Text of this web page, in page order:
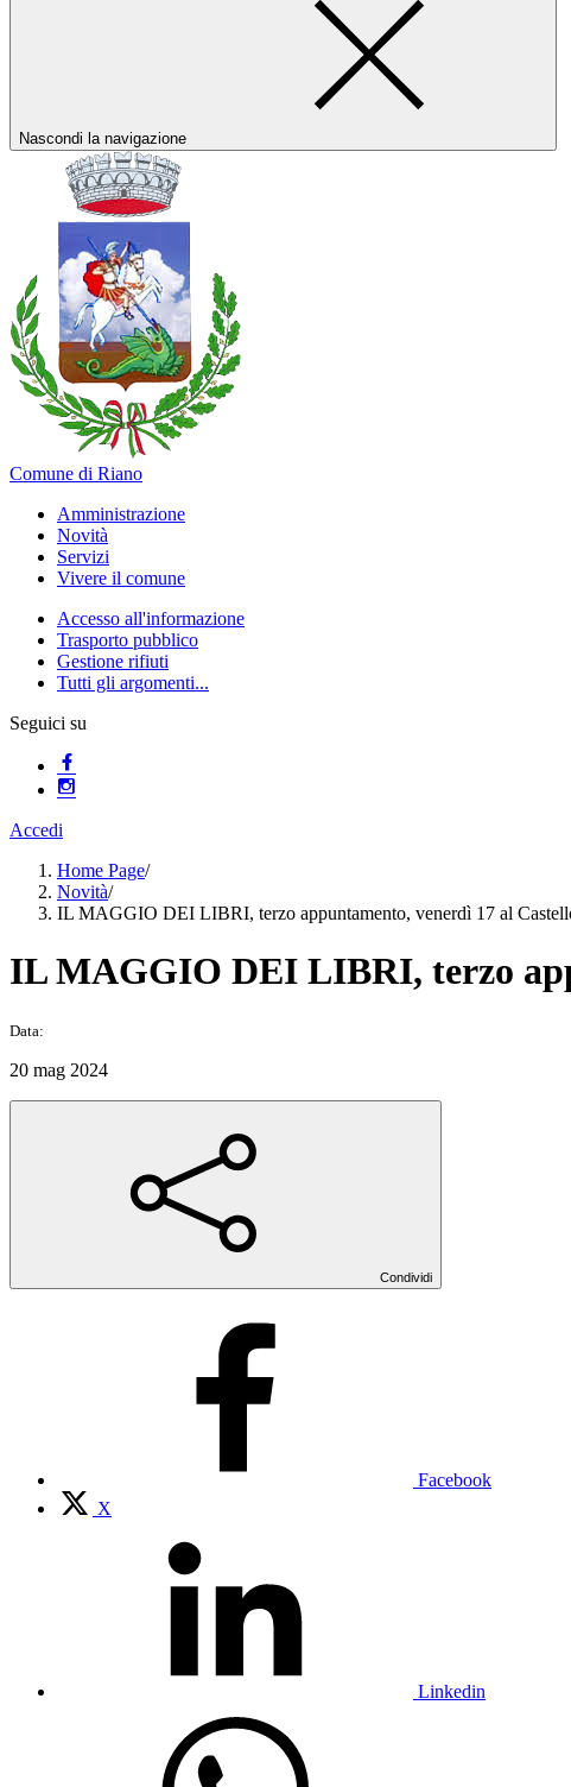
Nascondi la navigazione
Comune di Riano
Amministrazione
Novità
Servizi
Vivere il comune
Accesso all'informazione
Trasporto pubblico
Gestione rifiuti
Tutti gli argomenti...
Seguici su
Accedi
Home Page/
Novità/
IL MAGGIO DEI LIBRI, terzo appuntamento, venerdì 17 al
IL MAGGIO DEI LIBRI, terzo
Data:
20 mag 2024
Condividi
Facebook
X
Linkedin